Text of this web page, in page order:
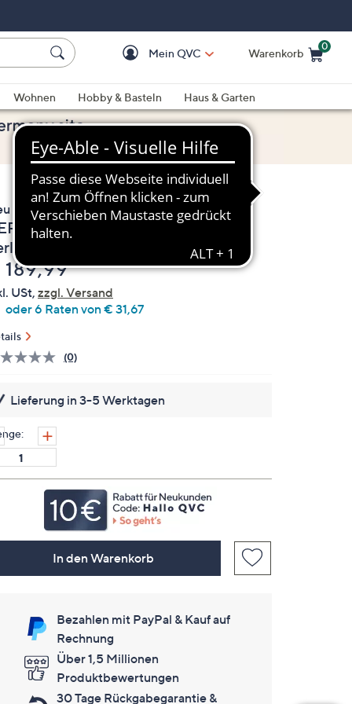
Mein QVC Warenkorb
0
Wohnen Hobby & Basteln
Haus & Garten
Creolen Süßwasserzucht-
4-6mm Silber rhodiniert
USt,zzgl. Versand
oder 6 Raten von € 31,67
Bisher
keine
auf
derselben
Seite.
(0)
Lieferung in 3-5 Werktagen
In den Warenkorb
Bezahlen mit PayPal & Kauf auf
Rechnung
Über 1,5 Millionen
Produktbewertungen
30 Tage Rückgabegarantie &